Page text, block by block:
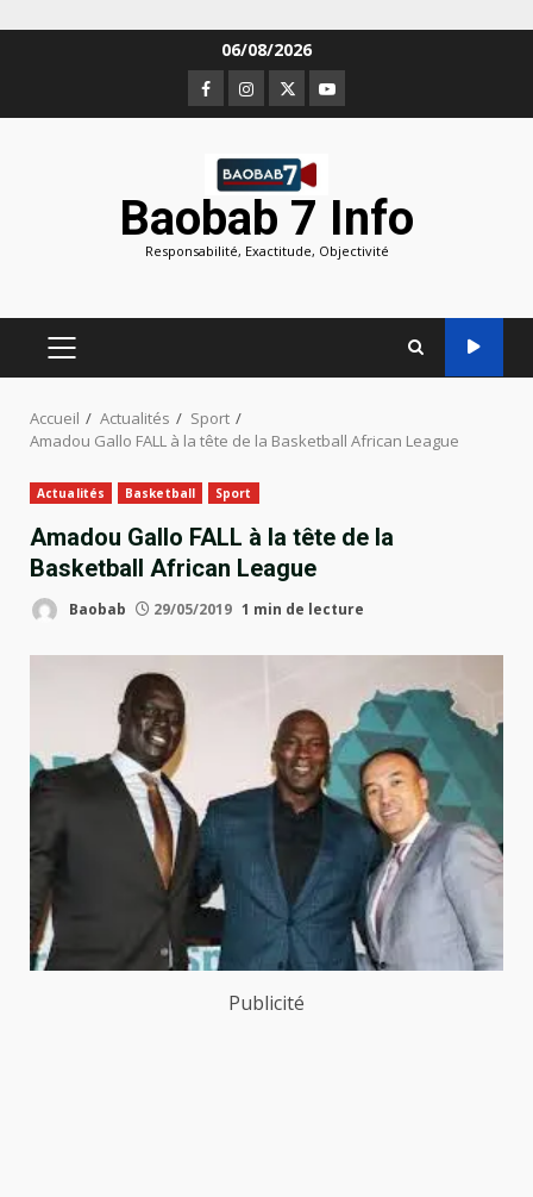
06/08/2026
Facebook
Instagram
TwitterYoutube
Baobab 7 Info
Responsabilité, Exactitude, Objectivité
MENU
PRINCIPAL
Accueil Actualités
Sport
Amadou Gallo FALL à la tête de la Basketball African League
Actualités Basketball Sport
Amadou Gallo FALL à la tête de la
Basketball African League
Baobab 29/05/2019 1 min de lecture
Publicité